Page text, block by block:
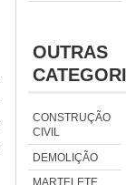
OUTRAS
CONSTRUÇÃO
CIVIL
DEMOLIÇÃO
MARTELETE